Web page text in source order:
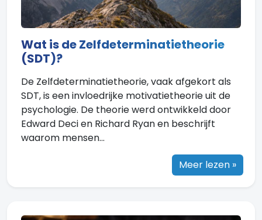
Wat is de Zelfdeterminatietheorie
(SDT)?
De Zelfdeterminatietheorie, vaak afgekort als
SDT, is een invloedrijke motivatietheorie uit de
psychologie. De theorie werd ontwikkeld door
Edward Deci en Richard Ryan en beschrijft
waarom mensen...
Meer lezen »